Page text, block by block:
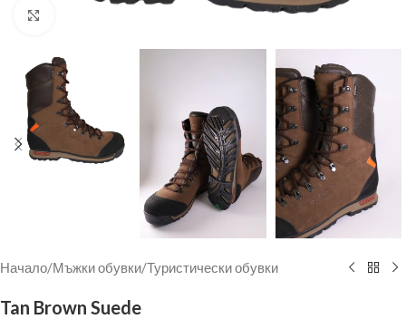
Начало/Мъжки обувки/Туристически обувки
Tan Brown Suede